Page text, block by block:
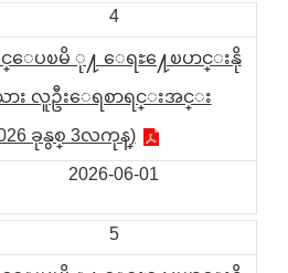
4
ေပၿမိ ု႔ ေရႊ႔ေၿပာင္းနို
သား လူဦးေရစာရင္းအင္း
ခုနွစ္ 3လကုန္)
2026-06-01
5